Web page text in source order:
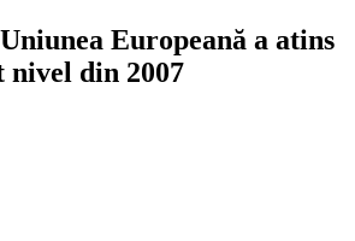
Europeană a atins
din 2007